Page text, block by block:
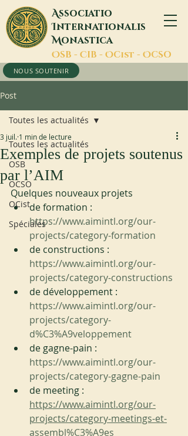
Associatio
Internationalis
Monastica
OSB - CIB - OCist - OCSO
NOUS SOUTENIR
Post
Toutes les actualités
OSB
OCSO
OCist
Spéciales
Toutes les actualités
Exemples de projets soutenus
par l’AIM
3 juil. 1 min de lecture
Quelques nouveaux projets
de formation :
https://www.aimintl.org/our-
projects/category-formation
de constructions :
https://www.aimintl.org/our-
projects/category-constructions
de développement :
https://www.aimintl.org/our-
projects/category-
d%C3%A9veloppement
de gagne-pain :
https://www.aimintl.org/our-
projects/category-gagne-pain
de meeting :
https://www.aimintl.org/our-
projects/category-meetings-et-
assembl%C3%A9es